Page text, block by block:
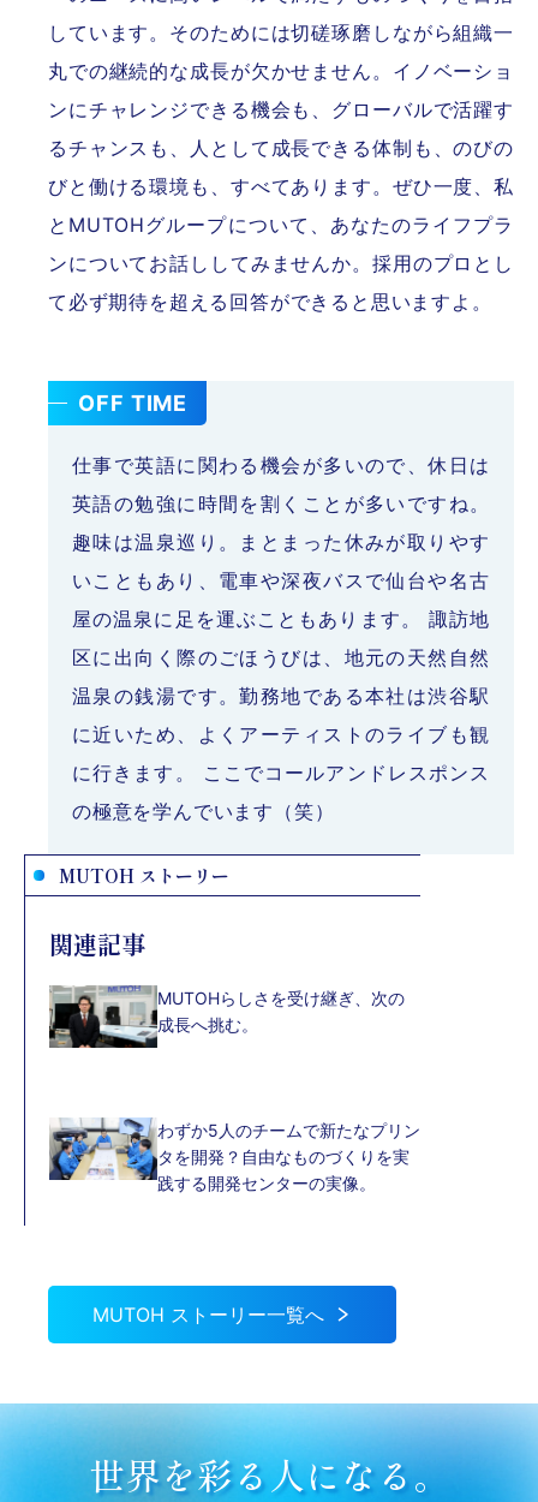
しています。そのためには切磋琢磨しながら組織一
丸での継続的な成長が欠かせません。イノベーショ
ンにチャレンジできる機会も、グローバルで活躍す
るチャンスも、人として成長できる体制も、のびの
びと働ける環境も、すべてあります。ぜひ一度、私
とMUTOHグループについて、あなたのライフプラ
ンについてお話ししてみませんか。採用のプロとし
て必ず期待を超える回答ができると思いますよ。
OFF TIME
仕事で英語に関わる機会が多いので、休日は
英語の勉強に時間を割くことが多いですね。
趣味は温泉巡り。まとまった休みが取りやす
いこともあり、電車や深夜バスで仙台や名古
屋の温泉に足を運ぶこともあります。 諏訪地
区に出向く際のごほうびは、地元の天然自然
温泉の銭湯です。勤務地である本社は渋谷駅
に近いため、よくアーティストのライブも観
に行きます。 ここでコールアンドレスポンス
の極意を学んでいます（笑）
MUTOH ストーリー
関連記事
MUTOHらしさを受け継ぎ、次の
成長へ挑む。
わずか5人のチームで新たなプリン
タを開発？自由なものづくりを実
践する開発センターの実像。
MUTOH ストーリー一覧へ
世界を彩る人になる。